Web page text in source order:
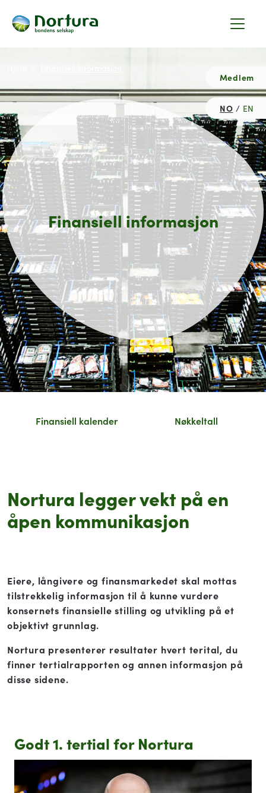
Medlem
NO EN
Finansiell informasjon
Finansiell kalender Nøkkeltall
Nortura legger vekt på en
åpen kommunikasjon
Eiere, långivere og finansmarkedet skal mottas
tilstrekkelig informasjon til å kunne vurdere
konsernets finansielle stilling og utvikling på et
objektivt grunnlag.
Nortura presenterer resultater hvert terital, du
finner tertialrapporten og annen informasjon på
disse sidene.
Nortura med overskudd i 2025